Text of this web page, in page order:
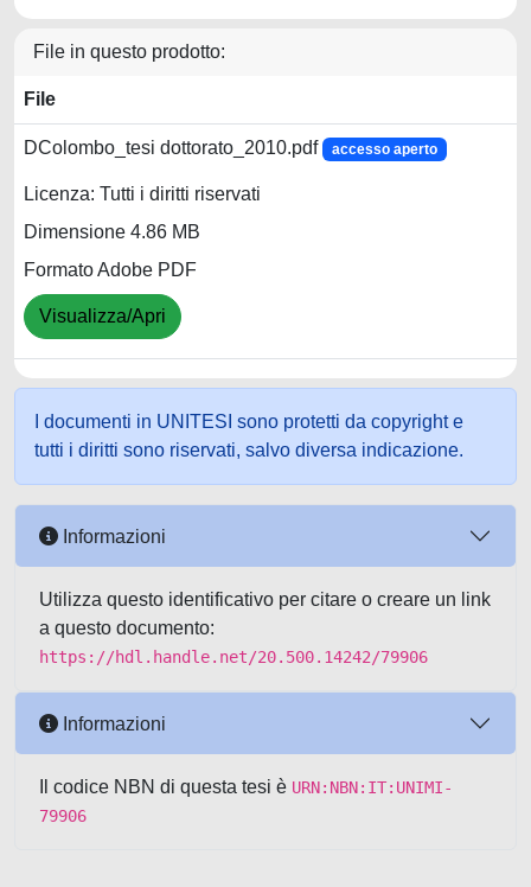
File in questo prodotto:
File
DColombo_tesi dottorato_2010.pdf accesso aperto
Licenza: Tutti i diritti riservati
Dimensione 4.86 MB
Formato Adobe PDF
Visualizza/Apri
I documenti in UNITESI sono protetti da copyright e
tutti i diritti sono riservati, salvo diversa indicazione.
Informazioni
Utilizza questo identificativo per citare o creare un link
a questo documento:
https://hdl.handle.net/20.500.14242/79906
Informazioni
Il codice NBN di questa tesi è URN:NBN:IT:UNIMI-
79906